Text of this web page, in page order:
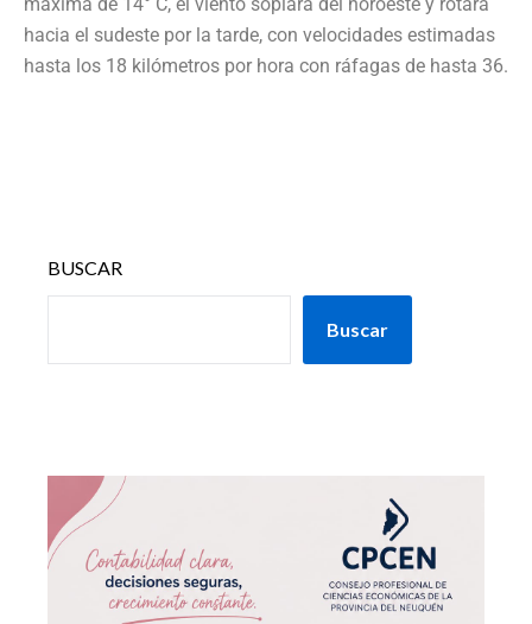
hacia el sudeste por la tarde, con velocidades estimadas
hasta los 18 kilómetros por hora con ráfagas de hasta 36.
BUSCAR
Buscar